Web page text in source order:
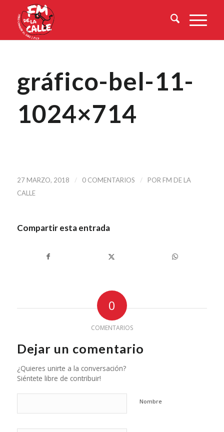
gráfico-bel-11-
1024×714
27 MARZO, 2018 / 0 COMENTARIOS / POR FM DE LA
CALLE
Compartir esta entrada
0
COMENTARIOS
Dejar un comentario
¿Quieres unirte a la conversación?
Siéntete libre de contribuir!
Nombre